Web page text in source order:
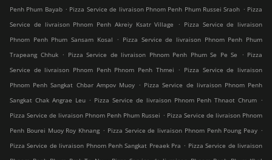
Penh Phum Bayab . Pizza Service de livraison Phnom Penh Phum Russei Sraoh . Pizza
Service de livraison Phnom Penh Akreiy Ksatr Village
. Pizza Service de livraison
Phnom Penh Phum Sansam Kosal
. Pizza Service de livraison Phnom Penh Phum
Trapeang Chhuk
. Pizza Service de livraison Phnom Penh Phum Se Pe Se . Pizza
Service de livraison Phnom Penh Phnom Penh Thmei
. Pizza Service de livraison
Phnom Penh Sangkat Chbar Ampov Muoy . Pizza Service de livraison Phnom Penh
Sangkat Chak Angrae Leu . Pizza Service de livraison Phnom Penh Thnaot Chrum .
Pizza Service de livraison Phnom Penh Phum Russei . Pizza Service de livraison Phnom
Penh Bourei Muoy Roy Khnang . Pizza Service de livraison Phnom Penh Poung Peay .
Pizza Service de livraison Phnom Penh Sangkat Preaek Pra . Pizza Service de livraison